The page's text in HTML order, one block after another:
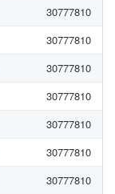
30777810
30777810
30777810
30777810
30777810
30777810
30777810